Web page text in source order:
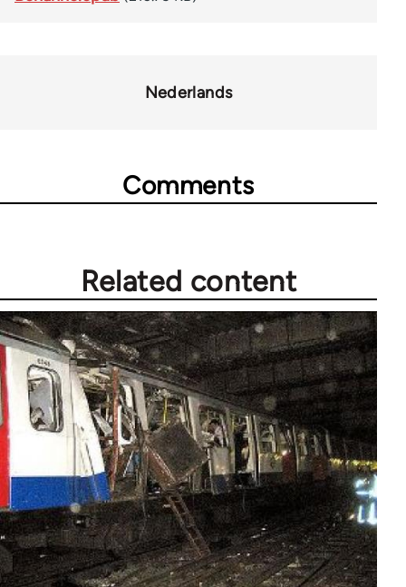
Nederlands
Comments
Related content